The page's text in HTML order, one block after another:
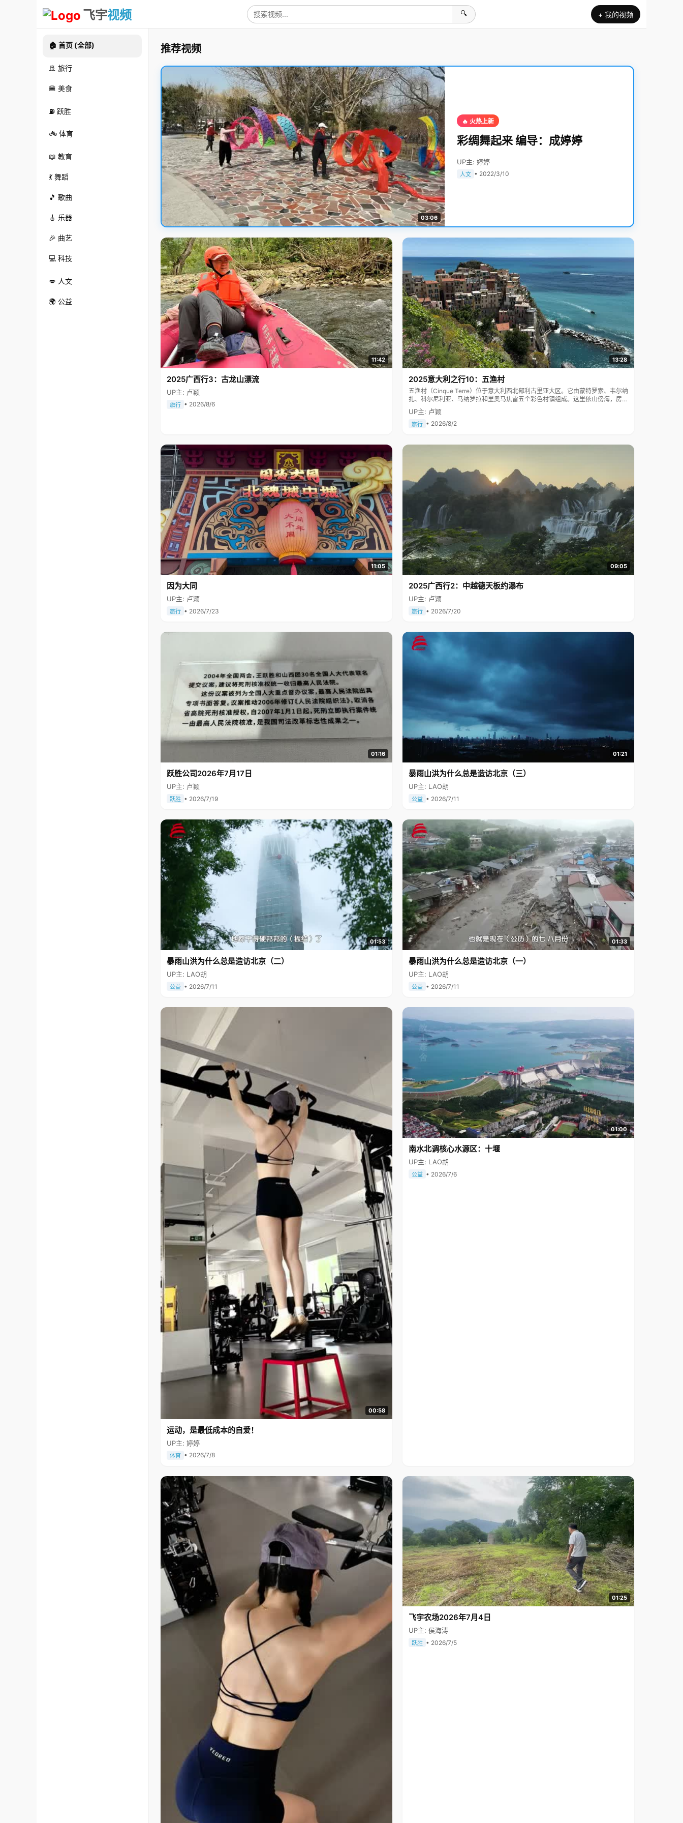
飞宇视频 🔍 + 我的视频
🏠 首页 (全部)
🚢 旅行
🍔 美食
⛽ 跃胜
🚲 体育
📖 教育
💃 舞蹈
🎵 歌曲
🎸 乐器
🎉 曲艺
💻 科技
💋 人文
🌍 公益
推荐视频
03:06
🔥 火热上新
彩绸舞起来 编导：成婷婷
UP主: 婷婷
人文 • 2022/3/10
11:42
2025广西行3：古龙山漂流
UP主: 卢颖
旅行 • 2026/8/6
13:28
2025意大利之行10：五渔村
五渔村（Cinque Terre）位于意大利西北部利古里亚大区。它由蒙特罗索、韦尔纳
扎、科尔尼利亚、马纳罗拉和里奥马焦雷五个彩色村镇组成。这里依山傍海，房屋
色彩斑斓，1997年被列为世界文化遗产。
UP主: 卢颖
旅行 • 2026/8/2
11:05
因为大同
UP主: 卢颖
旅行 • 2026/7/23
09:05
2025广西行2：中越德天板约瀑布
UP主: 卢颖
旅行 • 2026/7/20
01:16
跃胜公司2026年7月17日
UP主: 卢颖
跃胜 • 2026/7/19
01:21
暴雨山洪为什么总是造访北京（三）
UP主: LAO胡
公益 • 2026/7/11
01:53
暴雨山洪为什么总是造访北京（二）
UP主: LAO胡
公益 • 2026/7/11
01:33
暴雨山洪为什么总是造访北京（一）
UP主: LAO胡
公益 • 2026/7/11
00:58
运动，是最低成本的自爱！
UP主: 婷婷
体育 • 2026/7/8
01:00
南水北调核心水源区：十堰
UP主: LAO胡
公益 • 2026/7/6
01:25
飞宇农场2026年7月4日
UP主: 侯海涛
跃胜 • 2026/7/5